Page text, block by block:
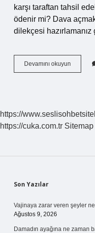
karşı taraftan tahsil
ödenir mi? Dava
dilekçesi
Devamını okuyun
Açarken
https://
https://cuka.com.tr Sitemap
Sidebar
Son Yazılar
Vajinaya zarar veren şeyler
Ağustos 9, 2026
Damadın ayağına ne zaman